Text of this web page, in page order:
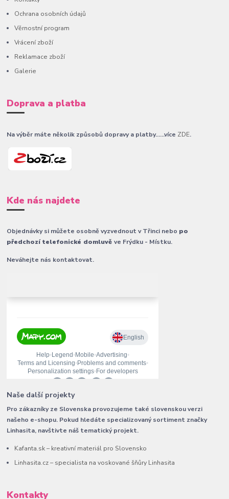
Ochrana osobních údajů
Věrnostní program
Vrácení zboží
Reklamace zboží
Galerie
Doprava a platba
Na výběr máte několik způsobů dopravy a platby......více ZDE.
Kde nás najdete
Objednávky si můžete osobně vyzvednout v Třinci nebo po
předchozí telefonické domluvěve Frýdku - Místku.
Neváhejte nás kontaktovat.
Naše další projekty
Pro zákazníky ze Slovenska provozujeme také slovenskou verzi
našeho e-shopu. Pokud hledáte specializovaný sortiment značky
Linhasita, navštivte náš tematický projekt.
Kafanta.sk – kreativní materiál pro Slovensko
Linhasita.cz – specialista na voskované šňůry Linhasita
Kontakty